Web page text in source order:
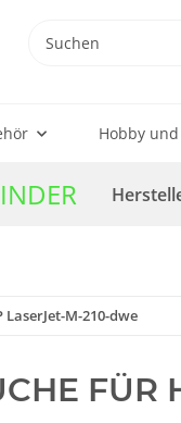
Hobby
M-210-dwe
FÜR